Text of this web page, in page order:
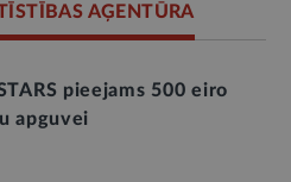
AĢENTŪRA
pieejams 500 eiro
apguvei